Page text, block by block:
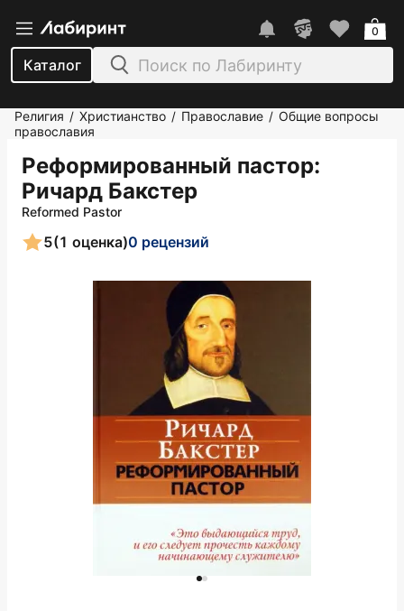
Каталог
0
Религия / Христианство / Православие / Общие вопросы
православия
Реформированный пастор:
Ричард Бакстер
Reformed Pastor
5(1 оценка)0 рецензий